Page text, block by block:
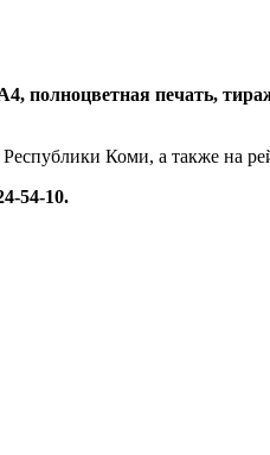
полноцветная печать,
Коми, а также на
54-10.